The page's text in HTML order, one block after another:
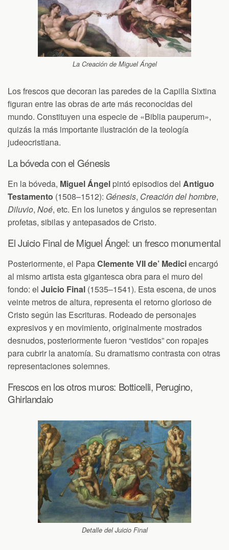
La Creación de Miguel Ángel
Los frescos que decoran las paredes de la Capilla Sixtina
figuran entre las obras de arte más reconocidas del
mundo. Constituyen una especie de «Biblia pauperum»,
quizás la más importante ilustración de la teología
judeocristiana.
La bóveda con el Génesis
En la bóveda, Miguel Ángel pintó episodios del Antiguo
Testamento (1508–1512): Génesis, Creación del hombre,
Diluvio, Noé, etc. En los lunetos y ángulos se representan
profetas, sibilas y antepasados de Cristo.
El Juicio Final de Miguel Ángel: un fresco monumental
Posteriormente, el PapaClemente VII de’ Mediciencargó
al mismo artista esta gigantesca obra para el muro del
fondo: el Juicio Final (1535–1541). Esta escena, de unos
veinte metros de altura, representa el retorno glorioso de
Cristo según las Escrituras. Rodeado de personajes
expresivos y en movimiento, originalmente mostrados
desnudos, posteriormente fueron “vestidos” con ropajes
para cubrir la anatomía. Su dramatismo contrasta con otras
representaciones solemnes.
Frescos en los otros muros: Botticelli, Perugino,
Ghirlandaio
Detalle del Juicio Final